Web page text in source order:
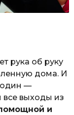
рука об руку
дома. И
один —
выходы из
и